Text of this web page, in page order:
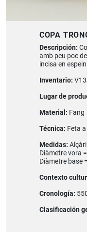
COPA
Descripción:
amb peu poc
incisa en
Inventario:
Lugar de
Material: Fang
Técnica: Feta
Medidas:
Diàmetre vora
Diàmetre base
Contexto
Cronología:
Clasificación